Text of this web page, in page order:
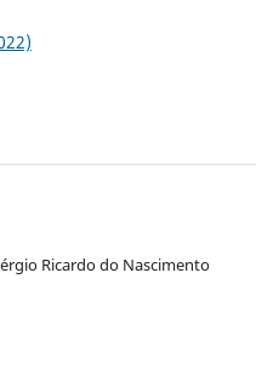
Ricardo do Nascimento